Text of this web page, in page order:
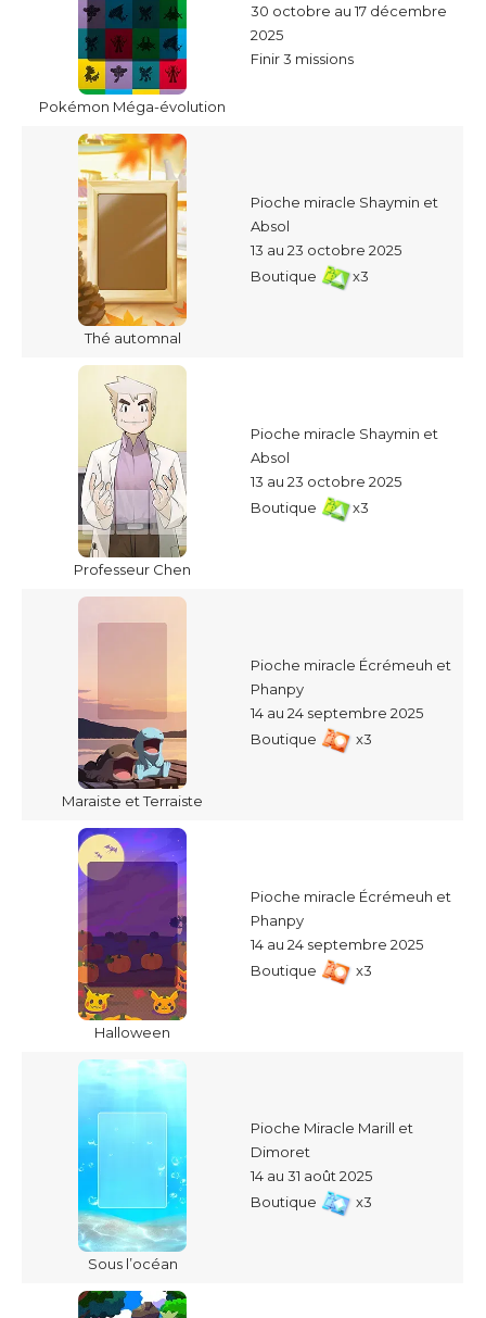
Pokémon Méga-évolution
30 octobre au 17 décembre
2025
Finir 3 missions
Thé automnal
Pioche miracle Shaymin et
Absol
13 au 23 octobre 2025
Boutique
x3
Professeur Chen
Pioche miracle Shaymin et
Absol
13 au 23 octobre 2025
Boutique
x3
Maraiste et Terraiste
Pioche miracle Écrémeuh et
Phanpy
14 au 24 septembre 2025
Boutique
x3
Halloween
Pioche miracle Écrémeuh et
Phanpy
14 au 24 septembre 2025
Boutique
x3
Sous l’océan
Pioche Miracle Marill et
Dimoret
14 au 31 août 2025
Boutique
x3